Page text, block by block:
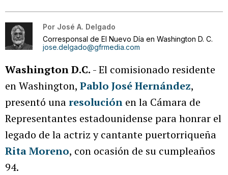
Por José A. Delgado
Corresponsal de El Nuevo Día en Washington D. C.
jose.delgado@gfrmedia.com
Washington D.C. - El comisionado residente
en Washington, Pablo José Hernández,
presentó unaresolución en la Cámara de
Representantes estadounidense para honrar el
legado de la actriz y cantante puertorriqueña
Rita Moreno, con ocasión de su cumpleaños
94.